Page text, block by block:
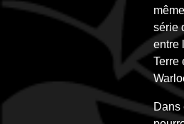
série
entre
Terre
Dans